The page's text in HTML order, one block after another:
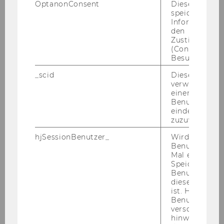
Neue Medien
171) Bevollmächtigung/ Department für
Gemäß § 8 Abs 2 der Richtlinie des Rektorats
für die Bevollmächtigung von
Arbeitnehmerinnen und Arbeitnehmern der
Wirtschaftsuniversität Wien (Mitteilungsblatt
21. Stück, Nr. 102, vom 27.1.2004, idgF) werden
folgende Personen bevollmächtigt, im
jeweiligen Wirkungsbereich und im Rahmen
Budgetmittel Rechtsgeschäfte gemäß § 3 der
OptanonConsent
Dieses Cookie
speichert
den
(Consent)
Besuchers.
_scid
Dieses
verwendet,
einem/einer
Benutzer*in
eindeutige ID
zuzuweisen
hjSessionBenutzer_
Wird gesetzt,
Benutzer
Mal eine
Speichert die
Benutzer-ID,
diese Seite
ist. Hotjar
Benutzer
verschiedene
hinweg.Stellt